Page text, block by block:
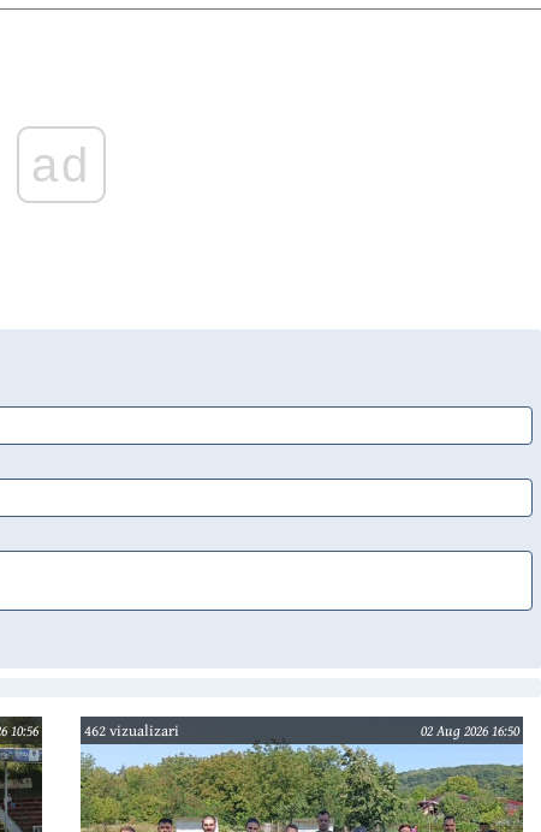
ad
10:56 462 vizualizari 02 Aug 2026 16:50